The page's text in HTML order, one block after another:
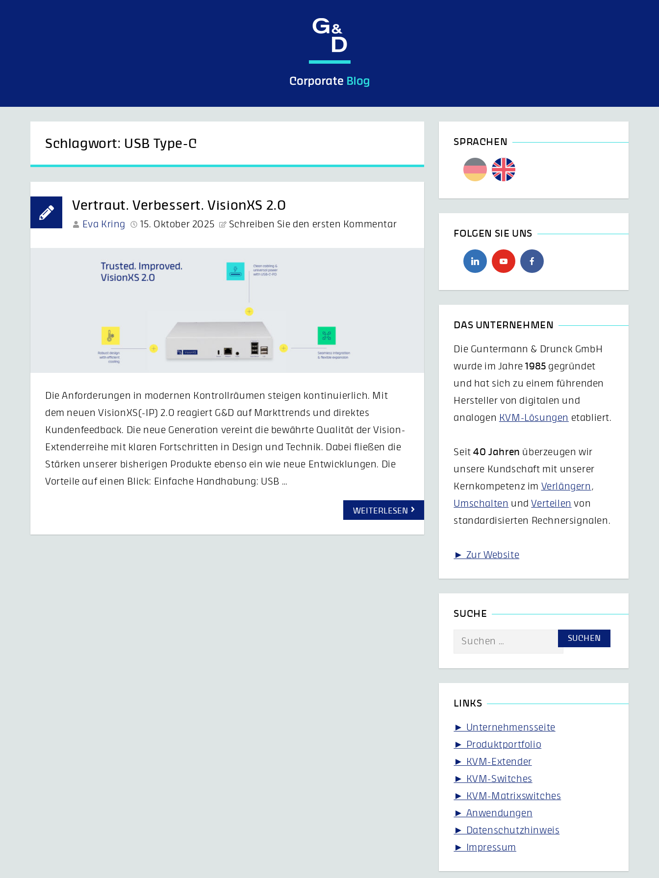
G&D Control what you see.
Schlagwort: USB Type-C
Vertraut. Verbessert. VisionXS 2.0
Eva Kring 15. Oktober 2025 Schreiben Sie den ersten Kommentar
Die Anforderungen in modernen Kontrollräumen steigen kontinuierlich. Mit
dem neuen VisionXS(-IP) 2.0 reagiert G&D auf Markttrends und direktes
Kundenfeedback. Die neue Generation vereint die bewährte Qualität der Vision-
Extenderreihe mit klaren Fortschritten in Design und Technik. Dabei fließen die
Stärken unserer bisherigen Produkte ebenso ein wie neue Entwicklungen. Die
Vorteile auf einen Blick: Einfache Handhabung: USB …
WEITERLESEN
SPRACHEN
FOLGEN SIE UNS
DAS UNTERNEHMEN
Die Guntermann & Drunck GmbH
wurde im Jahre1985 gegründet
und hat sich zu einem führenden
Hersteller von digitalen und
analogen KVM-Lösungen etabliert.
Seit40 Jahren überzeugen wir
unsere Kundschaft mit unserer
Kernkompetenz im Verlängern ,
Umschalten undVerteilen von
standardisierten Rechnersignalen.
► Zur Website
SUCHE
Suche
LINKS
► Unternehmensseite
► Produktportfolio
► KVM-Extender
► KVM-Switches
► KVM-Matrixswitches
► Anwendungen
► Datenschutzhinweis
► Impressum